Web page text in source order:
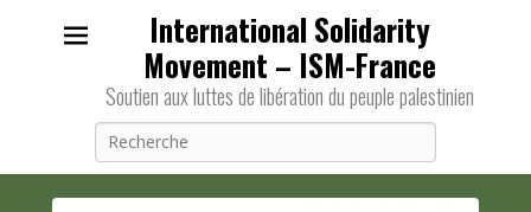
International Solidarity
Movement – ISM-France
Soutien aux luttes de libération du peuple palestinien